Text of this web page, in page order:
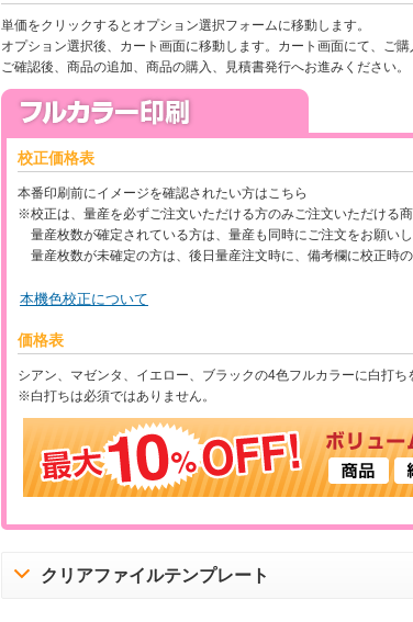
単価をクリックするとオプション選択フォームに移動します。
オプション選択後、カート画面に移動します。カート画面にて、ご
ご確認後、商品の追加、商品の購入、見積書発行へお進みください。
校正価格表
本番印刷前にイメージを確認されたい方はこちら
※校正は、量産を必ずご注文いただける方のみご注文いただける商
量産枚数が確定されている方は、量産も同時にご注文をお願いし
量産枚数が未確定の方は、後日量産注文時に、備考欄に校正時の
本機色校正について
価格表
シアン、マゼンタ、イエロー、ブラックの4色フルカラーに白打ち
※白打ちは必須ではありません。
クリアファイルテンプレート